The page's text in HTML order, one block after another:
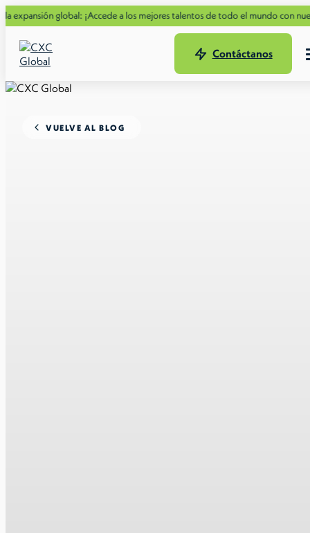
global: ¡Accede a los mejores talentos de todo el mundo con nuestra
Contáctanos
VUELVE AL BLOG